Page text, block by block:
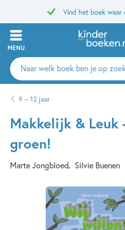
Vind het boek
MENU
Zoeken
naar
auteurs
uitgevers
9 – 12 jaar
Makkelijk &
groen!
Marte Jongbloed Silvie Buenen